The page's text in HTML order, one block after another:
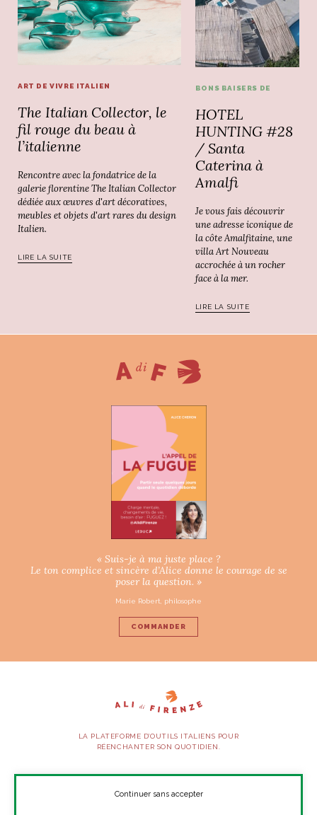
ART DE VIVRE ITALIEN
The Italian Collector, le
fil rouge du beau à
l’italienne
Rencontre avec la fondatrice de la
galerie florentine The Italian Collector
dédiée aux œuvres d'art décoratives,
meubles et objets d'art rares du design
Italien.
LIRE LA SUITE
BONS BAISERS DE
HOTEL
HUNTING #28
/ Santa
Caterina à
Amalfi
Je vous fais découvrir
une adresse iconique de
la côte Amalfitaine, une
villa Art Nouveau
accrochée à un rocher
face à la mer.
LIRE LA SUITE
« Suis-je à ma juste place ?
Le ton complice et sincère d’Alice donne le courage de se
poser la question. »
Marie Robert, philosophe
COMMANDER
LA PLATEFORME D’OUTILS ITALIENS POUR
RÉENCHANTER SON QUOTIDIEN.
SUIVEZ-NOUS
Continuer sans accepter